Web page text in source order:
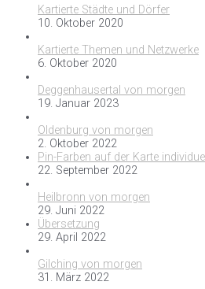
Kartierte Städte und Dörfer
10. Oktober 2020
Kartierte Themen und Netzwerke
6. Oktober 2020
Deggenhausertal von morgen
19. Januar 2023
Oldenburg von morgen
2. Oktober 2022
Pin-Farben auf der Karte
22. September 2022
Heilbronn von morgen
29. Juni 2022
Übersetzung
29. April 2022
Gilching von morgen
31. März 2022